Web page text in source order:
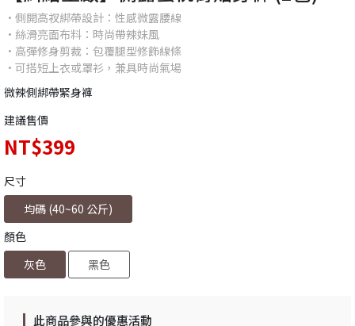
•側開高衩綁帶設計：性感微露腰線
•絲滑亮面布料：時尚帶辣妹風
•高彈修身剪裁：包覆腿型修飾線條
•可搭短上衣或罩衫，兼具時尚氣場
微辣側綁帶緊身褲
建議售價
NT$399
尺寸
均碼 (40~60 公斤)
顏色
灰色
黑色
此商品參與的優惠活動